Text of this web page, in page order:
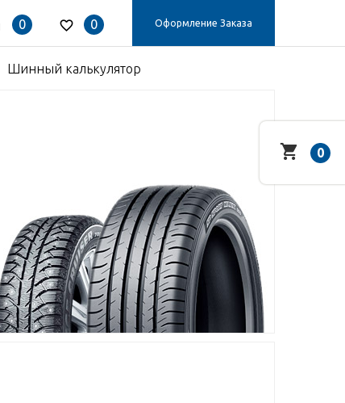
0
0 Оформление Заказа
Шинный калькулятор
0